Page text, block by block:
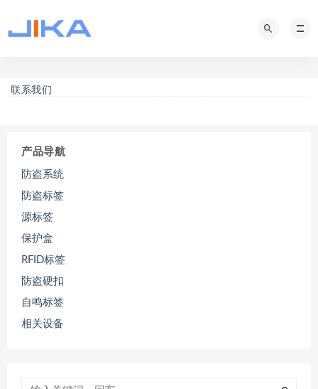
联系我们
产品导航
防盗系统
防盗标签
源标签
保护盒
RFID标签
防盗硬扣
自鸣标签
相关设备